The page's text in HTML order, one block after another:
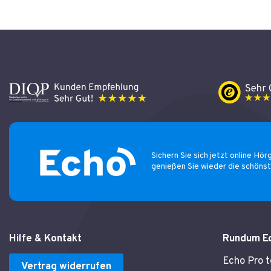
Sichern Sie sich jetzt online
genießen Sie wieder die
Hilfe & Kontakt
Vertrag widerrufen
Rundum
Echo Pro